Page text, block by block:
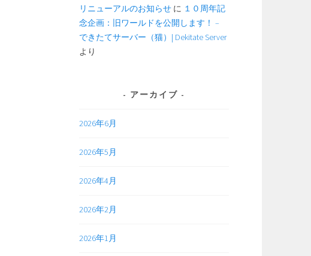
リニューアルのお知らせ に １０周年記
念企画：旧ワールドを公開します！ –
できたてサーバー（猫）| Dekitate Server
より
アーカイブ
2026年6月
2026年5月
2026年4月
2026年2月
2026年1月